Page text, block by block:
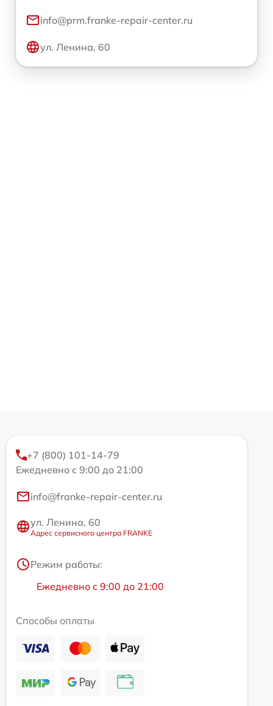
info@prm.franke-repair-center.ru
ул. Ленина, 60
+7 (800) 101-14-79
Ежедневно с 9:00 до 21:00
info@franke-repair-center.ru
ул. Ленина, 60
Адрес сервисного центра FRANKE
Режим работы:
Ежедневно с 9:00 до 21:00
Способы оплаты